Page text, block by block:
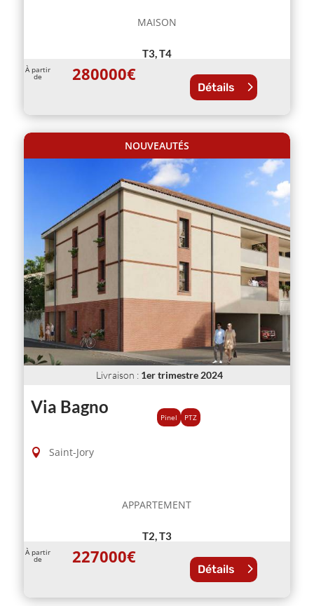
MAISON
T3, T4
À partir
de 280000€
Détails
NOUVEAUTÉS
Livraison : 1er trimestre 2024
Via Bagno
Pinel PTZ
Saint-Jory
APPARTEMENT
T2, T3
À partir
de 227000€
Détails